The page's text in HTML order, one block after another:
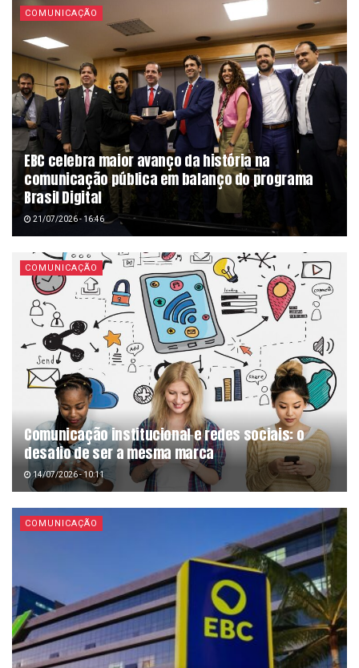
COMUNICAÇÃO
EBC celebra maior avanço da história na
comunicação pública em balanço do programa
Brasil Digital
21/07/2026 - 16:46
COMUNICAÇÃO
Comunicação institucional e redes sociais: o
desafio de ser a mesma marca
14/07/2026 - 10:11
COMUNICAÇÃO